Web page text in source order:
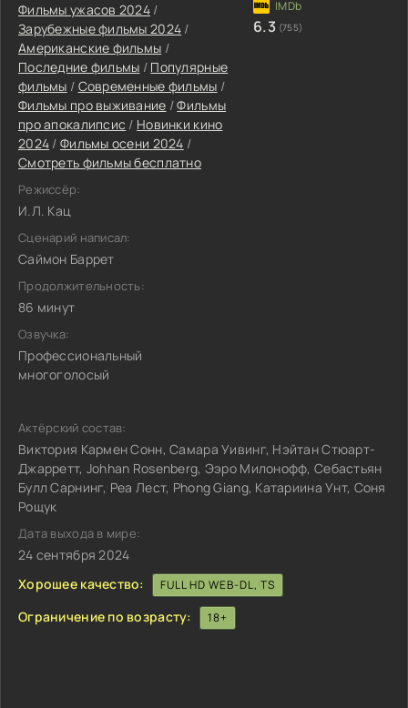
Фильмы ужасов 2024 /
Зарубежные фильмы 2024 /
Американские фильмы /
Последние фильмы / Популярные
фильмы / Современные фильмы /
Фильмы про выживание /Фильмы
про апокалипсис / Новинки кино
2024 / Фильмы осени 2024 /
Смотреть фильмы бесплатно
Режиссёр:
И.Л. Кац
Сценарий написал:
Саймон Баррет
Продолжительность:
86 минут
Озвучка:
Профессиональный
многоголосый
6.3 (755)
Актёрский состав:
Виктория Кармен Сонн, Самара Уивинг, Нэйтан Стюарт-
Джарретт, Johhan Rosenberg, Ээро Милонофф, Себастьян
Булл Сарнинг, Реа Лест, Phong Giang, Катариина Унт, Соня
Рощук
Дата выхода в мире:
24 сентября 2024
Хорошее качество:
FULL HD WEB-DL, TS
Ограничение по возрасту: 18+